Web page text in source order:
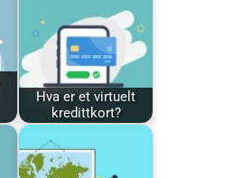
Hva er et virtuelt
kredittkort?